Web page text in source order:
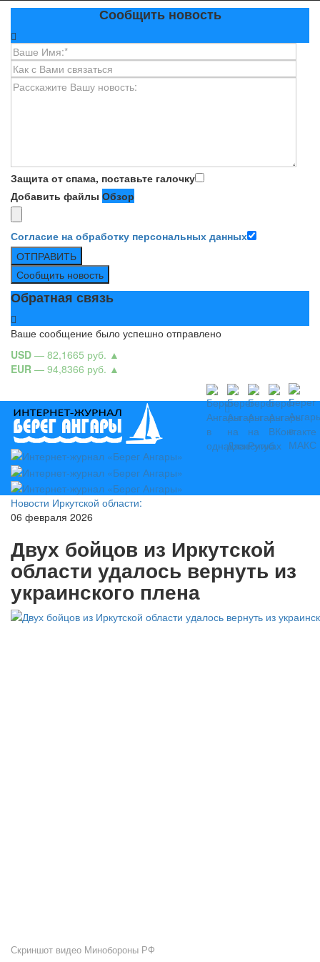
Сообщить новость
Защита от спама, поставьте галочку
Добавить файлы Обзор
Согласие на обработку персональных данных
ОТПРАВИТЬ
Сообщить новость
Обратная связь
Ваше сообщение было успешно отправлено
USD — 82,1665 руб. ▲
EUR — 94,8366 руб. ▲
Новости Иркутской области:
06 февраля 2026
Двух бойцов из Иркутской
области удалось вернуть из
украинского плена
Скриншот видео Минобороны РФ